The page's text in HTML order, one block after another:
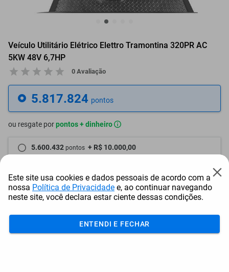
Veículo Utilitário Elétrico Elettro Tramontina 320PR AC
5KW 48V 6,7HP
0 Avaliação
5.817.824 pontos
ou resgate porpontos + dinheiro
5.600.432 pontos + R$ 10.000,00
Frete e Prazo
Calcular frete
Utilizar endereço cadastrado
Este site usa cookies e dados pessoais de acordo com a
nossa Política de Privacidade e, ao continuar navegando
neste site, você declara estar ciente dessas condições.
ENTENDI E FECHAR